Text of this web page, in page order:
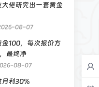
佬研究出一套黄金
08-07
金100，每次报价方
最终净
08-07
月利30%